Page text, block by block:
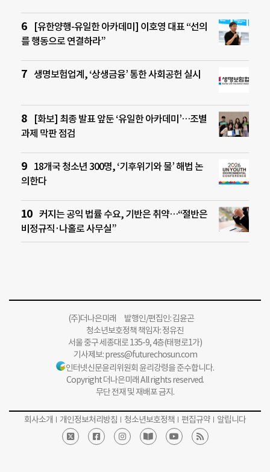
[유한양행-유일한 아카데미] 이호영 대표 “선의
를 행동으로 연결하라”
생명보험업계, ‘상생금융’ 통한 사회공헌 실시
[화보] 최종 발표 앞둔 ‘유일한 아카데미’…조별
과제 막판 점검
18개국 청소년 300명, ‘기후위기와 물’ 해법 논
의한다
커지는 공익 법률 수요, 기반은 취약…“절반은
비정규직·나홀로 사무실”
(주)더나은미래 발행인/편집인: 김윤곤
청소년보호정책 책임자: 정유진
서울 중구 세종대로 135-9, 4층(태평로1가)
기사제보:press@futurechosun.com
인터넷신문윤리위원회 윤리강령을 준수합니다.
Copyright 더나은미래 All rights reserved.
무단 전재 및 재배포 금지.
회사소개 개인정보처리방침 청소년보호정책 편집규약 알립니다